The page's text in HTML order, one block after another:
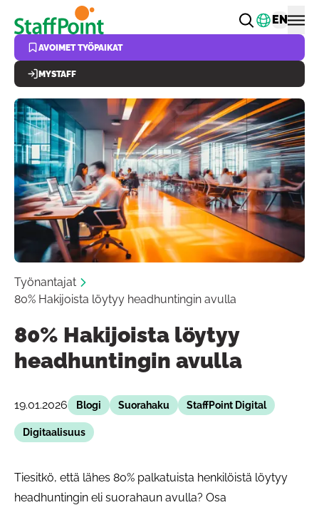
Hyppää pääsisältöön Vaihda
EN
AVOIMET TYÖPAIKAT
MYSTAFF
Työnantajat
80% Hakijoista löytyy headhuntingin avulla
80% Hakijoista löytyy
headhuntingin avulla
19.01.2026 Blogi Suorahaku StaffPoint Digital
Digitaalisuus
Tiesitkö, että lähes 80% palkatuista henkilöistä löytyy
headhuntingin eli suorahaun avulla? Osa